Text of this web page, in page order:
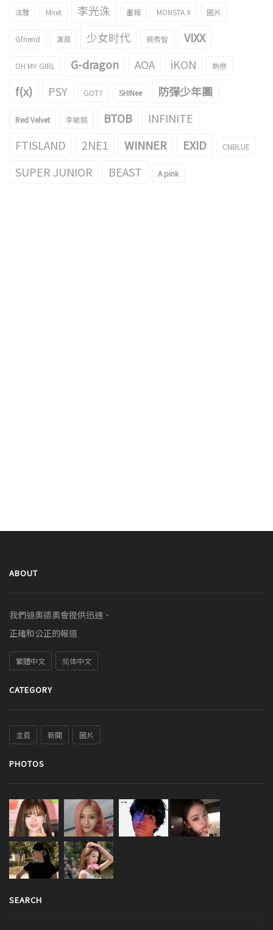
泫雅 Mnet 李光洙 畫報 MONSTA X 圖片
Gfriend 演員 少女时代 裴秀智 VIXX
OH MY GIRL G-dragon AOA iKON 熱戀
f(x) PSY GOT7 SHINee 防彈少年團
Red Velvet 李敏鎬 BTOB
INFINITE
FTISLAND
2NE1 WINNER EXID CNBLUE
SUPER JUNIOR BEAST A pink
ABOUT
我們迪奧德奧會提供迅速、
正確和公正的報道
繁體中文 简体中文
CATEGORY
主頁 新聞 圖片
PHOTOS
SEARCH